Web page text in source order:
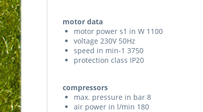
motor data
motor power s1 in W 1100
voltage 230V 50Hz
speed in min-1 3750
protection class IP20
compressors
max. pressure in bar 8
air power in l/min 180